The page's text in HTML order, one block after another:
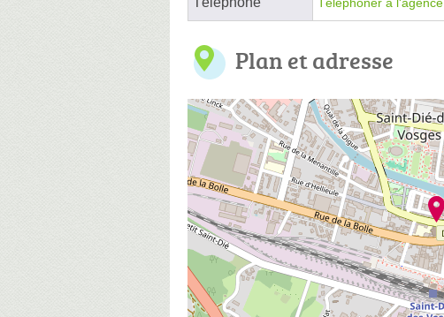
Téléphoner à l'agence
Plan et adresse